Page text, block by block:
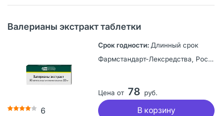
Валерианы экстракт таблетки
6
Длинный срок
Фармстандарт-Лексредства, Россия
Цена от 78 руб.
В корзину